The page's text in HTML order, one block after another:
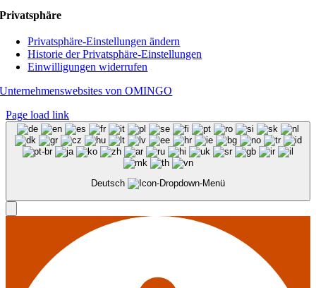
Privatsphäre
Privatsphäre-Einstellungen ändern
Historie der Privatsphäre-Einstellungen
Einwilligungen widerrufen
Unternehmenswebsites von OMINGO
Page load link
Deutsch